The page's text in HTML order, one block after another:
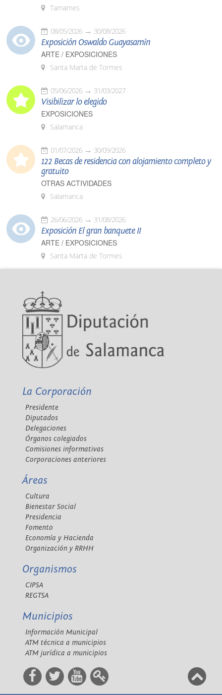
Tamames
08/05/2026 30/08/2026
Exposición Oswaldo Guayasamín
ARTE / EXPOSICIONES
Santa Marta de Tormes
05/06/2026 31/03/2027
Visibilizar lo elegido
EXPOSICIONES
Salamanca
01/07/2026 30/09/2026
122 Becas de residencia con alojamiento completo y
gratuito
OTRAS ACTIVIDADES
Salamanca
26/06/2026 31/08/2026
Exposición El gran banquete II
ARTE / EXPOSICIONES
Santa Marta de Tormes
La Corporación
Presidente
Diputados
Delegaciones
Órganos colegiados
Comisiones informativas
Corporaciones anteriores
Áreas
Cultura
Bienestar Social
Presidencia
Fomento
Economía y Hacienda
Organización y RRHH
Organismos
CIPSA
REGTSA
Municipios
Información Municipal
ATM técnica a municipios
ATM jurídica a municipios